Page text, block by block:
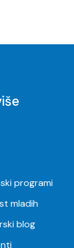
programi
mladih
blog